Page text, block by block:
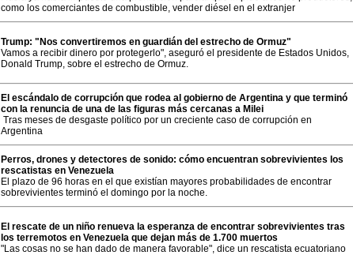
como los comerciantes de combustible, vender diésel en el extranjer
Trump: "Nos convertiremos en guardián del estrecho de Ormuz"
Vamos a recibir dinero por protegerlo", aseguró el presidente de Estados Unidos,
Donald Trump, sobre el estrecho de Ormuz.
El escándalo de corrupción que rodea al gobierno de Argentina y que terminó
con la renuncia de una de las figuras más cercanas a Milei
Tras meses de desgaste político por un creciente caso de corrupción en
Argentina
Perros, drones y detectores de sonido: cómo encuentran sobrevivientes los
rescatistas en Venezuela
El plazo de 96 horas en el que existían mayores probabilidades de encontrar
sobrevivientes terminó el domingo por la noche.
El rescate de un niño renueva la esperanza de encontrar sobrevivientes tras
los terremotos en Venezuela que dejan más de 1.700 muertos
"Las cosas no se han dado de manera favorable", dice un rescatista ecuatoriano